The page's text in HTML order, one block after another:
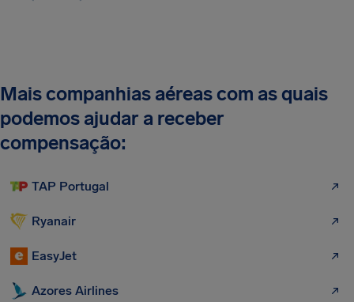
Mais companhias aéreas com as quais
podemos ajudar a receber
compensação:
TAP Portugal
Ryanair
EasyJet
Azores Airlines